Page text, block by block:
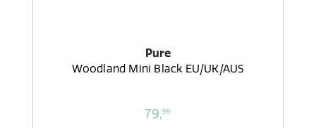
Pure
Woodland Mini Black EU/UK/AUS
79,99